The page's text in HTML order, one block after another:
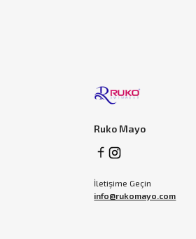
Ruko Mayo
İletişime Geçin
info@rukomayo.com